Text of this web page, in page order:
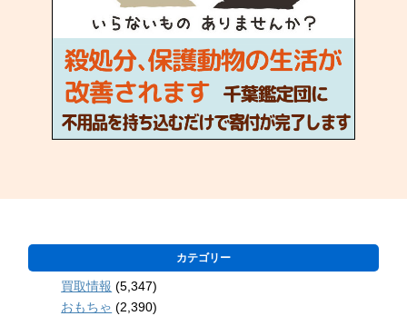
カテゴリー
買取情報 (5,347)
おもちゃ (2,390)